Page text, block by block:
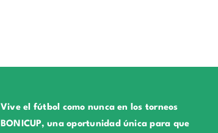
Vive el fútbol como nunca en los torneos
BONICUP, una oportunidad única para que